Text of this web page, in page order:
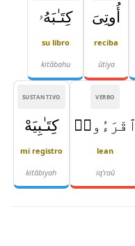
أُوتِىَ
reciba
ūtiya
كِتَـٰبَهُۥ
su libro
kitābahu
VERBO
ٱقْرَءُوا۟
lean
iq'raū
SUSTANTIVO
كِتَـٰبِيَهْ
mi registro
kitābiyah